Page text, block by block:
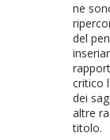
ne
del
critico
dei
altre
titolo.